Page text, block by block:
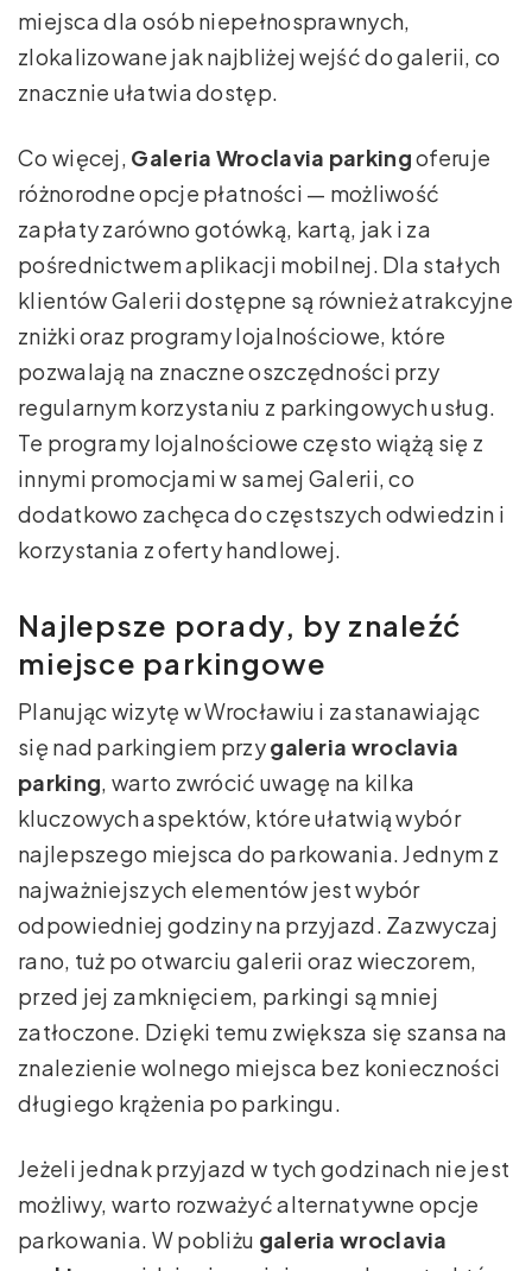
miejsca dla osób niepełnosprawnych,
zlokalizowane jak najbliżej wejść do galerii, co
znacznie ułatwia dostęp.
Co więcej, Galeria Wroclavia parkingoferuje
różnorodne opcje płatności — możliwość
zapłaty zarówno gotówką, kartą, jak i za
pośrednictwem aplikacji mobilnej. Dla stałych
klientów Galerii dostępne są również atrakcyjne
zniżki oraz programy lojalnościowe, które
pozwalają na znaczne oszczędności przy
regularnym korzystaniu z parkingowych usług.
Te programy lojalnościowe często wiążą się z
innymi promocjami w samej Galerii, co
dodatkowo zachęca do częstszych odwiedzin i
korzystania z oferty handlowej.
Najlepsze porady, by znaleźć
miejsce parkingowe
Planując wizytę w Wrocławiu i zastanawiając
się nad parkingiem przygaleria wroclavia
parking, warto zwrócić uwagę na kilka
kluczowych aspektów, które ułatwią wybór
najlepszego miejsca do parkowania. Jednym z
najważniejszych elementów jest wybór
odpowiedniej godziny na przyjazd. Zazwyczaj
rano, tuż po otwarciu galerii oraz wieczorem,
przed jej zamknięciem, parkingi są mniej
zatłoczone. Dzięki temu zwiększa się szansa na
znalezienie wolnego miejsca bez konieczności
długiego krążenia po parkingu.
Jeżeli jednak przyjazd w tych godzinach nie jest
możliwy, warto rozważyć alternatywne opcje
parkowania. W pobliżu galeria wroclavia